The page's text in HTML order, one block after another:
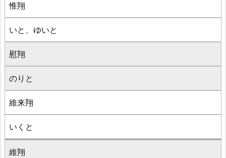
惟翔
いと、ゆいと
慰翔
のりと
維来翔
いくと
維翔